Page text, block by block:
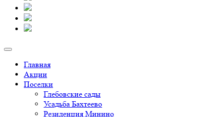
Главная
Акции
Поселки
Глебовские сады
Усадьба Бахтеево
Резиденция Минино